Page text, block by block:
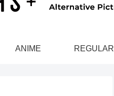
ANIME REGULAR